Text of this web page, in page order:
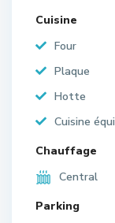
Cuisine
Four
Plaque
Hotte
Cuisine
Chauffage
Central
Parking